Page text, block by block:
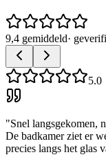
9,4 gemiddeld·
5.0
"Snel langsgekomen,
De badkamer ziet er
precies langs het glas